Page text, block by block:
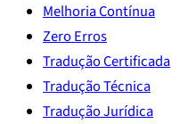
Melhoria Contínua
Zero Erros
Tradução Certificada
Tradução Técnica
Tradução Jurídica